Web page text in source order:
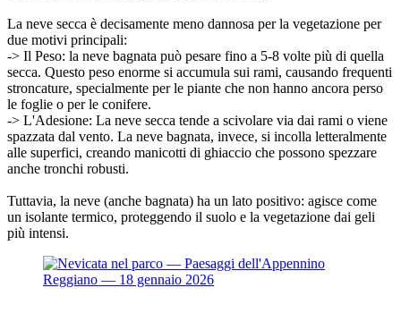
La neve secca è decisamente meno dannosa per la vegetazione per
due motivi principali:
-> Il Peso: la neve bagnata può pesare fino a 5-8 volte più di quella
secca. Questo peso enorme si accumula sui rami, causando frequenti
stroncature, specialmente per le piante che non hanno ancora perso
le foglie o per le conifere.
-> L'Adesione: La neve secca tende a scivolare via dai rami o viene
spazzata dal vento. La neve bagnata, invece, si incolla letteralmente
alle superfici, creando manicotti di ghiaccio che possono spezzare
anche tronchi robusti.
Tuttavia, la neve (anche bagnata) ha un lato positivo: agisce come
un isolante termico, proteggendo il suolo e la vegetazione dai geli
più intensi.